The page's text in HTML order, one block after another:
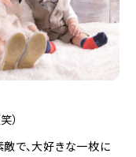
）
敵で、大好きな一枚に